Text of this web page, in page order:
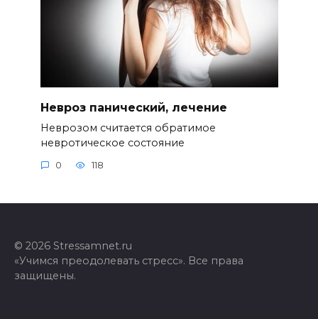
Невроз панический, лечение
Неврозом считается обратимое
невротическое состояние
0 118
© 2026 Stressamnet.ru
«Учимся преодолевать стресс». Все права
защищены.